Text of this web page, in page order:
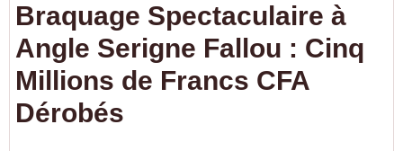
Braquage Spectaculaire à
Angle Serigne Fallou : Cinq
Millions de Francs CFA
Dérobés